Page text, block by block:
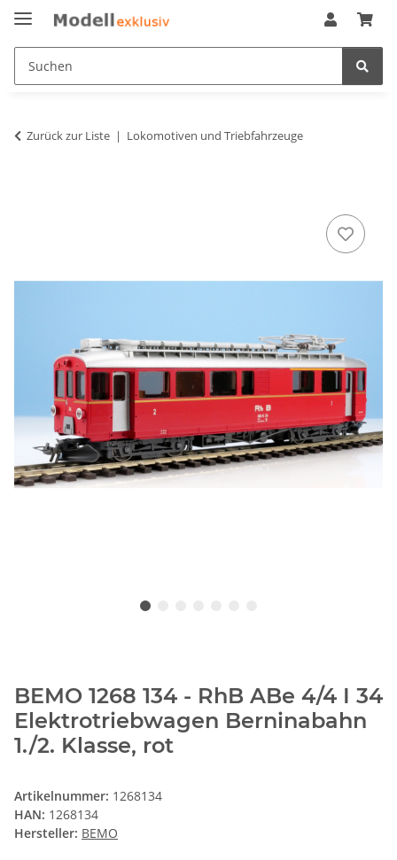
Zurück zur Liste Lokomotiven und Triebfahrzeuge
BEMO 1268 134 - RhB ABe 4/4 I 34
Elektrotriebwagen Berninabahn
1./2. Klasse, rot
Artikelnummer: 1268134
HAN: 1268134
Hersteller: BEMO